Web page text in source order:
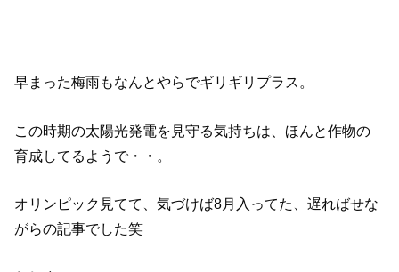
早まった梅雨もなんとやらでギリギリプラス。
この時期の太陽光発電を見守る気持ちは、ほんと作物の
育成してるようで・・。
オリンピック見てて、気づけば8月入ってた、遅ればせな
がらの記事でした笑